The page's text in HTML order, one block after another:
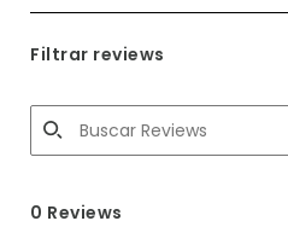
Filtrar reviews
0 Reviews